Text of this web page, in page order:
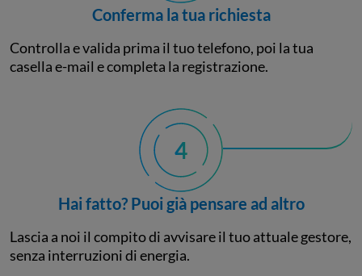
Conferma la tua richiesta
Controlla e valida prima il tuo telefono, poi la tua
casella e-mail e completa la registrazione.
4
Hai fatto? Puoi già pensare ad altro
Lascia a noi il compito di avvisare il tuo attuale gestore,
senza interruzioni di energia.